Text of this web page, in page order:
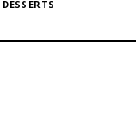
DESSERTS